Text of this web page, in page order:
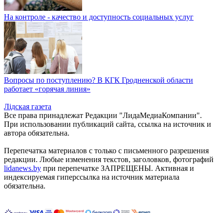
На контроле - качество и доступность социальных услуг
Вопросы по поступлению? В КГК Гродненской области
работает «горячая линия»
Лiдская газета
Все права принадлежат Редакции "ЛидаМедиаКомпании".
При использовании публикаций сайта, ссылка на источник и
автора обязательна.
Перепечатка материалов c только с письменного разрешения
редакции. Любые изменения текстов, заголовков, фотографий
lidanews.by при перепечатке ЗАПРЕЩЕНЫ. Активная и
индексируемая гиперссылка на источник материала
обязательна.